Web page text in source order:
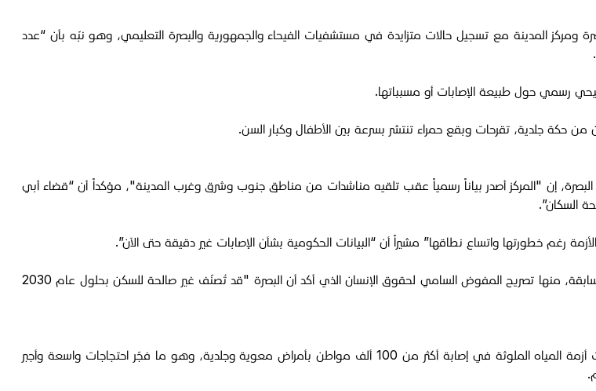
المدينة مع تسجيل حالات متزايدة في مستشفيات الفيحاء والجمهورية والبصرة التعليمي، وهو نبّه بأن “عدد
رسمي حول طبيعة الإصابات أو مسبباتها.
من حكة جلدية، تقرحات وبقع حمراء تنتشر بسرعة بين الأطفال وكبار السن.
البصرة، إن "المركز أصدر بياناً رسمياً عقب تلقيه مناشدات من مناطق جنوب وشرق وغرب المدينة"، مؤكداً أن “قضاء أبي
السكان”.
خطورتها واتساع نطاقها” مشيراً أن “البيانات الحكومية بشأن الإصابات غير دقيقة حتى الآن”.
العبادي طالب بإعلان محافظة البصرة "منطقة منكوبة بيئياً”، مستنداً إلى تحذيرات أممية سابقة، منها تصريح المفوض السامي لحقوق الإنسان الذي أكد أن البصرة "قد تُصنّف غير صالحة للسكن بحلول عام 2030
تُعيد هذه الحوادث للأذهان الكارثة الصحية التي اجتاحت البصرة في صيف 2018 حين تسببت أزمة المياه الملوثة في إصابة أكثر من 100 ألف مواطن بأمراض معوية وجلدية، وهو ما فجّر احتجاجات واسعة وأجبر